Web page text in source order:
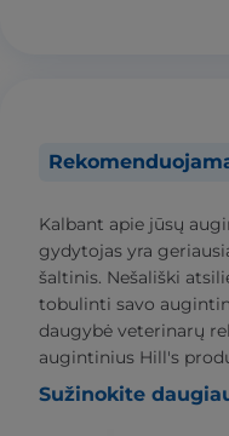
Kalbant apie jūsų
gydytojas yra
šaltinis. Nešališki
tobulinti savo
daugybė veterinarų
augintinius Hill's
Sužinokite